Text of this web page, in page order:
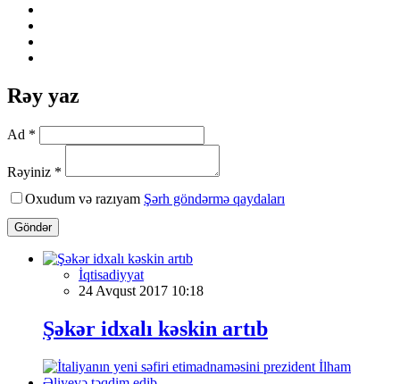
Rəy yaz
Ad *
Rəyiniz *
Oxudum və razıyam Şərh göndərmə qaydaları
Göndər
İqtisadiyyat
24 Avqust 2017 10:18
Şəkər idxalı kəskin artıb